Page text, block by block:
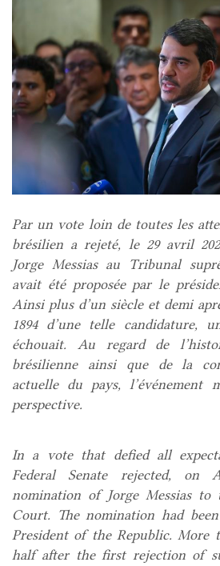
Par un vote loin de toutes les
brésilien a rejeté, le 29 avril
Jorge Messias au Tribunal
avait été proposée par le
Ainsi plus d’un siècle et demi
1894 d’une telle candidature,
échouait. Au regard de
brésilienne ainsi que de la
actuelle du pays, l’événement
perspective.
In a vote that defied all
Federal Senate rejected, on
nomination of Jorge Messias to
Court. The nomination had
President of the Republic. More
half after the first rejection of